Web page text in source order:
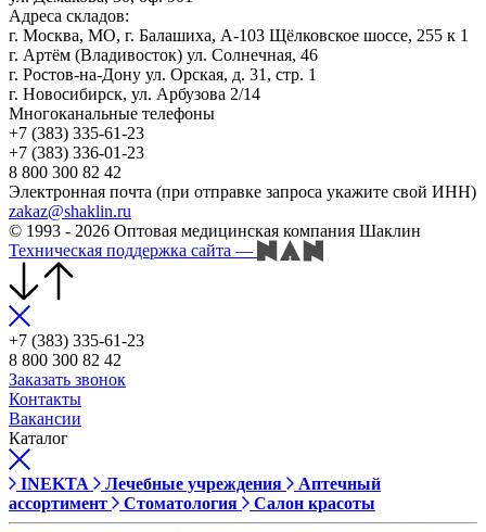
Адреса складов:
г. Москва, МО, г. Балашиха, А-103 Щёлковское шоссе, 255 к 1
г. Артём (Владивосток) ул. Солнечная, 46
г. Ростов-на-Дону ул. Орская, д. 31, стр. 1
г. Новосибирск, ул. Арбузова 2/14
Многоканальные телефоны
+7 (383) 335-61-23
+7 (383) 336-01-23
8 800 300 82 42
Электронная почта (при отправке запроса укажите свой ИНН)
zakaz@shaklin.ru
© 1993 - 2026 Оптовая медицинская компания Шаклин
Техническая поддержка сайта —
+7 (383) 335-61-23
8 800 300 82 42
Заказать звонок
Контакты
Вакансии
Каталог
INEKTA Лечебные учреждения
Аптечный
ассортимент
Стоматология Салон красоты